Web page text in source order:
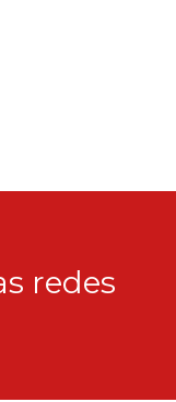
redes